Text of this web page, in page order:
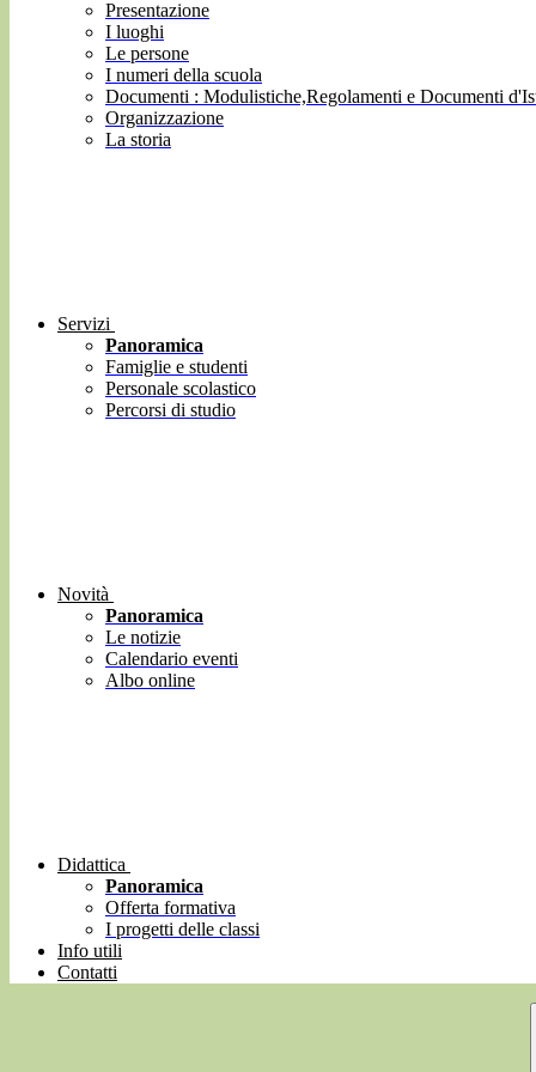
Presentazione
I luoghi
Le persone
I numeri della scuola
Documenti : Modulistiche,Regolamenti e Documenti
Organizzazione
La storia
Servizi
Panoramica
Famiglie e studenti
Personale scolastico
Percorsi di studio
Novità
Panoramica
Le notizie
Calendario eventi
Albo online
Didattica
Panoramica
Offerta formativa
I progetti delle classi
Info utili
Contatti